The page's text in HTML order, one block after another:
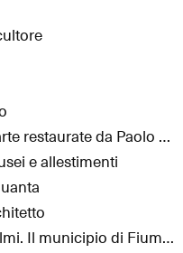
Histria. Opere d’arte restaurate da Paolo Veneziano a Tiepolo
e allestimenti
Alessandro Anselmi. Il municipio di Fiumicino